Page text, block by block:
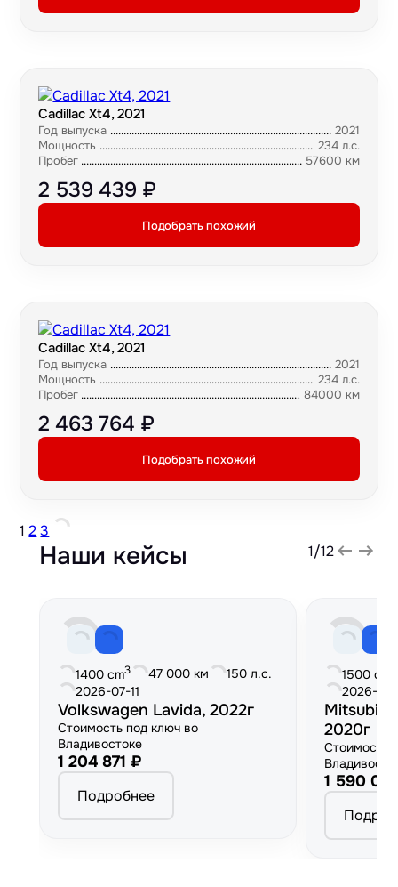
Cadillac Xt4, 2021
Год выпуска
2021
Мощность
234 л.с.
Пробег
57600 км
2 539 439 ₽
Подобрать похожий
Cadillac Xt4, 2021
Год выпуска
2021
Мощность
234 л.с.
Пробег
84000 км
2 463 764 ₽
Подобрать похожий
1 2 3
Наши кейсы 1/12
1400 cm3 47 000 км
150 л.с.
2026-07-11
Volkswagen Lavida, 2022г
Стоимость под ключ во
Владивостоке
1 204 871 ₽
Подробнее
1500 cm
2026-
2020г
Стоимость
1 590